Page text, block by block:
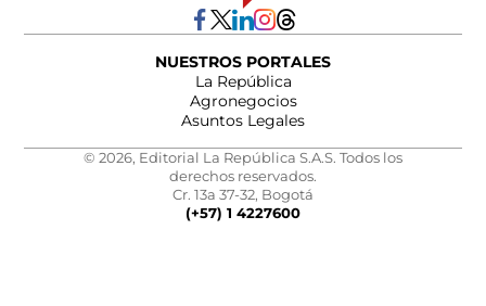
NUESTROS PORTALES
La República
Agronegocios
Asuntos Legales
© 2026, Editorial La República S.A.S. Todos los
derechos reservados.
Cr. 13a 37-32, Bogotá
(+57) 1 4227600